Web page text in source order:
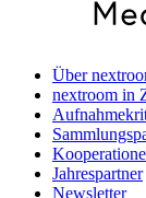
Über
nextroom in
Jahrespartner
Newsletter